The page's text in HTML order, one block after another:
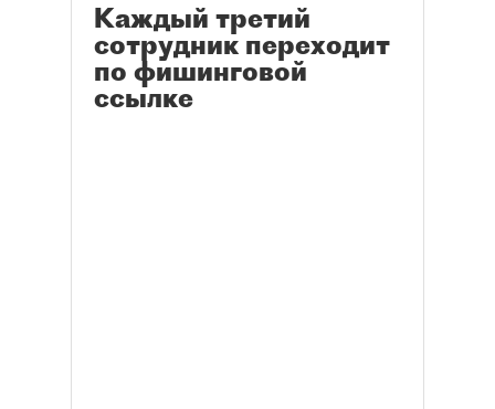
Каждый третий
сотрудник переходит
по фишинговой
ссылке